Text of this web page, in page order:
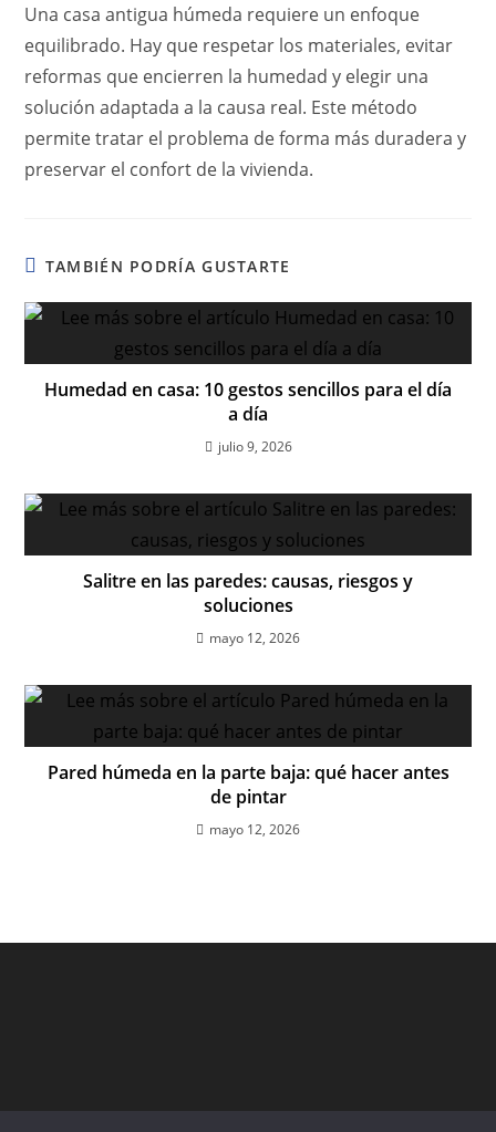
Una casa antigua húmeda requiere un enfoque
equilibrado. Hay que respetar los materiales, evitar
reformas que encierren la humedad y elegir una
solución adaptada a la causa real. Este método
permite tratar el problema de forma más duradera y
preservar el confort de la vivienda.
TAMBIÉN PODRÍA GUSTARTE
Humedad en casa: 10 gestos sencillos para el día
a día
julio 9, 2026
Salitre en las paredes: causas, riesgos y
soluciones
mayo 12, 2026
Pared húmeda en la parte baja: qué hacer antes
de pintar
mayo 12, 2026